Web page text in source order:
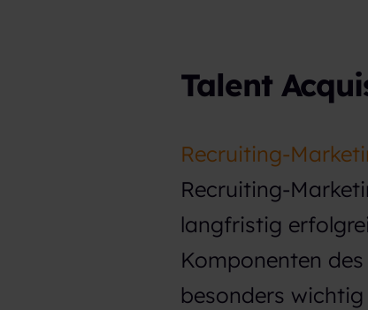
Talent
Recruiting-
Recruiting-
langfristig
Komponenten
besonders